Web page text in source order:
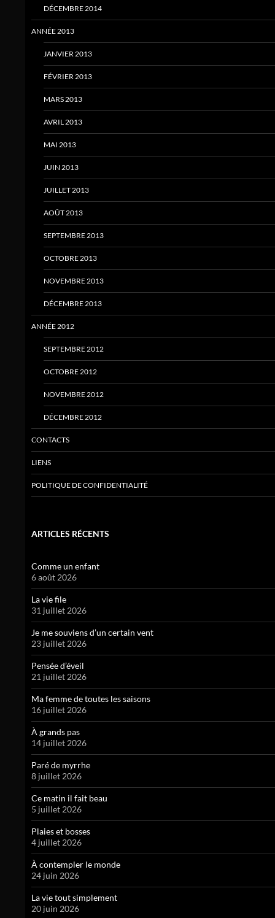
DÉCEMBRE 2014
ANNÉE 2013
JANVIER 2013
FÉVRIER 2013
MARS 2013
AVRIL 2013
MAI 2013
JUIN 2013
JUILLET 2013
AOÛT 2013
SEPTEMBRE 2013
OCTOBRE 2013
NOVEMBRE 2013
DÉCEMBRE 2013
ANNÉE 2012
SEPTEMBRE 2012
OCTOBRE 2012
NOVEMBRE 2012
DÉCEMBRE 2012
CONTACTS
LIENS
POLITIQUE DE CONFIDENTIALITÉ
ARTICLES RÉCENTS
Comme un enfant
6 août 2026
La vie file
31 juillet 2026
Je me souviens d’un certain vent
23 juillet 2026
Pensée d’éveil
21 juillet 2026
Ma femme de toutes les saisons
16 juillet 2026
À grands pas
14 juillet 2026
Paré de myrrhe
8 juillet 2026
Ce matin il fait beau
5 juillet 2026
Plaies et bosses
4 juillet 2026
À contempler le monde
24 juin 2026
La vie tout simplement
20 juin 2026